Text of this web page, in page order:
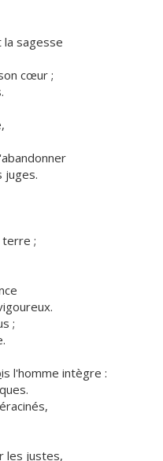
la sagesse
cœur ;
juges.
terre ;
;
is l'homme intègre :
les justes,